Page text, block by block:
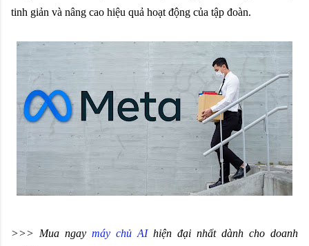
tinh giản và nâng cao hiệu quả hoạt động của tập đoàn.
>>> Mua ngay máy chủ AIhiện đại nhất dành cho doanh